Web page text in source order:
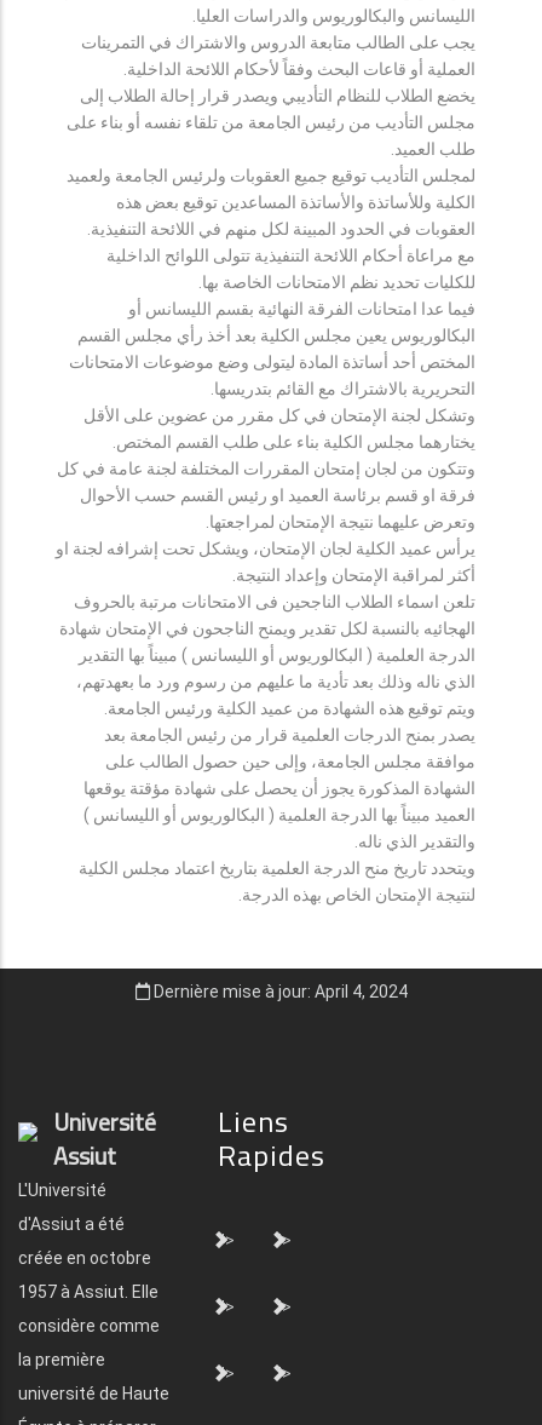
الليسانس والبكالوريوس والدراسات العليا.
يجب على الطالب متابعة الدروس والاشتراك في التمرينات
العملية أو قاعات البحث وفقاً لأحكام اللائحة الداخلية.
يخضع الطلاب للنظام التأديبي ويصدر قرار إحالة الطلاب إلى
مجلس التأديب من رئيس الجامعة من تلقاء نفسه أو بناء على
طلب العميد.
لمجلس التأديب توقيع جميع العقوبات ولرئيس الجامعة ولعميد
الكلية وللأساتذة والأساتذة المساعدين توقيع بعض هذه
العقوبات في الحدود المبينة لكل منهم في اللائحة التنفيذية.
مع مراعاة أحكام اللائحة التنفيذية تتولى اللوائح الداخلية
للكليات تحديد نظم الامتحانات الخاصة بها.
فيما عدا امتحانات الفرقة النهائية بقسم الليسانس أو
البكالوريوس يعين مجلس الكلية بعد أخذ رأي مجلس القسم
المختص أحد أساتذة المادة ليتولى وضع موضوعات الامتحانات
التحريرية بالاشتراك مع القائم بتدريسها.
وتشكل لجنة الإمتحان في كل مقرر من عضوين على الأقل
يختارهما مجلس الكلية بناء على طلب القسم المختص.
وتتكون من لجان إمتحان المقررات المختلفة لجنة عامة في كل
فرقة او قسم برئاسة العميد او رئيس القسم حسب الأحوال
وتعرض عليهما نتيجة الإمتحان لمراجعتها.
يرأس عميد الكلية لجان الإمتحان، ويشكل تحت إشرافه لجنة او
أكثر لمراقبة الإمتحان وإعداد النتيجة.
تلعن اسماء الطلاب الناجحين فى الامتحانات مرتبة بالحروف
الهجائيه بالنسبة لكل تقدير ويمنح الناجحون في الإمتحان شهادة
الدرجة العلمية ( البكالوريوس أو الليسانس ) مبيناً بها التقدير
الذي ناله وذلك بعد تأدية ما عليهم من رسوم ورد ما بعهدتهم،
ويتم توقيع هذه الشهادة من عميد الكلية ورئيس الجامعة.
يصدر بمنح الدرجات العلمية قرار من رئيس الجامعة بعد
موافقة مجلس الجامعة، وإلى حين حصول الطالب على
الشهادة المذكورة يجوز أن يحصل على شهادة مؤقتة يوقعها
العميد مبيناً بها الدرجة العلمية ( البكالوريوس أو الليسانس )
والتقدير الذي ناله.
ويتحدد تاريخ منح الدرجة العلمية بتاريخ اعتماد مجلس الكلية
لنتيجة الإمتحان الخاص بهذه الدرجة.
Dernière mise à jour: April 4, 2024
Université
Assiut
L'Université
d'Assiut a été
créée en octobre
1957 à Assiut. Elle
considère comme
la première
université de Haute
Liens
Rapides
"> ">
"> ">
"> ">